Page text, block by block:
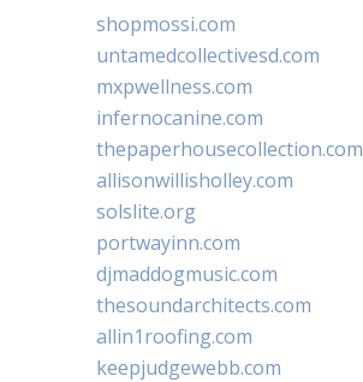
shopmossi.com
untamedcollectivesd.com
mxpwellness.com
infernocanine.com
thepaperhousecollection.com
allisonwillisholley.com
solslite.org
portwayinn.com
djmaddogmusic.com
thesoundarchitects.com
allin1roofing.com
keepjudgewebb.com